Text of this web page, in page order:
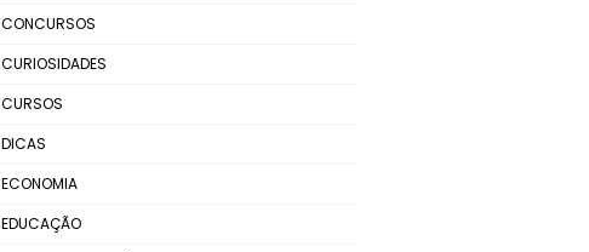
CONCURSOS
CURIOSIDADES
CURSOS
DICAS
ECONOMIA
EDUCAÇÃO